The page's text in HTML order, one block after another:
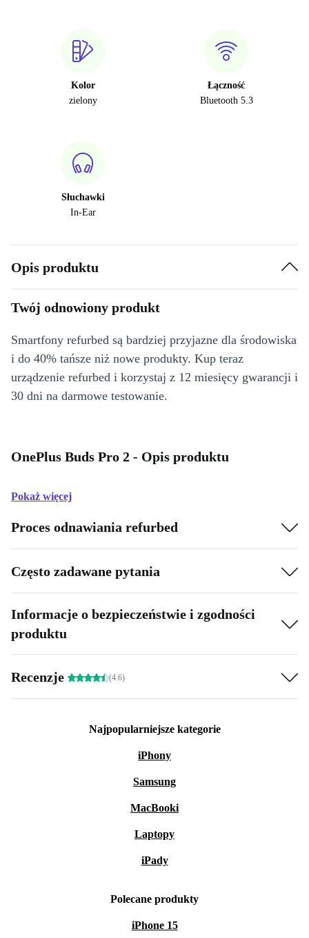
Kolor
zielony
Łączność
Bluetooth 5.3
Słuchawki
In-Ear
Opis produktu
Twój odnowiony produkt
Smartfony refurbed są bardziej przyjazne dla środowiska
i do 40% tańsze niż nowe produkty. Kup teraz
urządzenie refurbed i korzystaj z 12 miesięcy gwarancji i
30 dni na darmowe testowanie.
OnePlus Buds Pro 2 - Opis produktu
Pokaż więcej
Proces odnawiania refurbed
Często zadawane pytania
Informacje o bezpieczeństwie i zgodności
produktu
Recenzje (4.6)
Najpopularniejsze kategorie
iPhony
Samsung
MacBooki
Laptopy
iPady
Polecane produkty
iPhone 15